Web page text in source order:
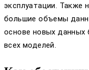
эксплуатации. Также
большие объемы
основе новых данных
всех моделей.